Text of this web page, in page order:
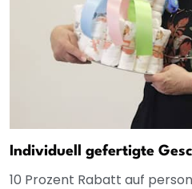
Individuell gefertigte
10 Prozent Rabatt auf